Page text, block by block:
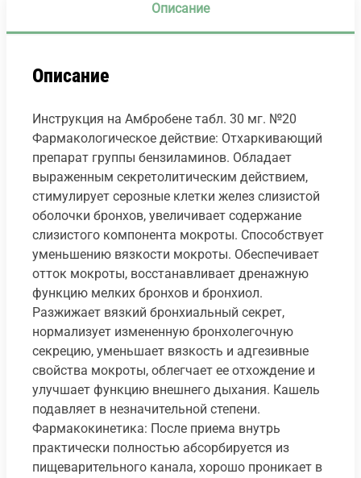
Описание
Описание
Инструкция на Амбробене табл. 30 мг. №20
Фармакологическое действие: Отхаркивающий
препарат группы бензиламинов. Обладает
выраженным секретолитическим действием,
стимулирует серозные клетки желез слизистой
оболочки бронхов, увеличивает содержание
слизистого компонента мокроты. Способствует
уменьшению вязкости мокроты. Обеспечивает
отток мокроты, восстанавливает дренажную
функцию мелких бронхов и бронхиол.
Разжижает вязкий бронхиальный секрет,
нормализует измененную бронхолегочную
секрецию, уменьшает вязкость и адгезивные
свойства мокроты, облегчает ее отхождение и
улучшает функцию внешнего дыхания. Кашель
подавляет в незначительной степени.
Фармакокинетика: После приема внутрь
практически полностью абсорбируется из
пищеварительного канала, хорошо проникает в